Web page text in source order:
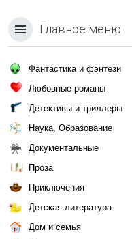
Главное меню
Фантастика и фэнтези
Любовные романы
Детективы и триллеры
Наука, Образование
Документальные
Проза
Приключения
Детская литература
Дом и семья